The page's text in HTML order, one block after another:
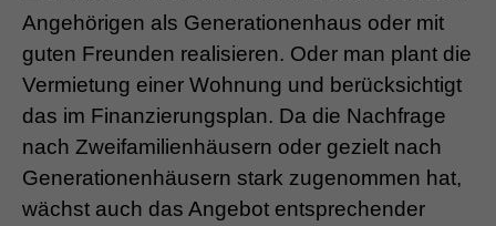
Angehörigen als Generationenhaus oder mit
guten Freunden realisieren. Oder man plant die
Vermietung einer Wohnung und berücksichtigt
das im Finanzierungsplan. Da die Nachfrage
nach Zweifamilienhäusern oder gezielt nach
Generationenhäusern stark zugenommen hat,
wächst auch das Angebot entsprechender